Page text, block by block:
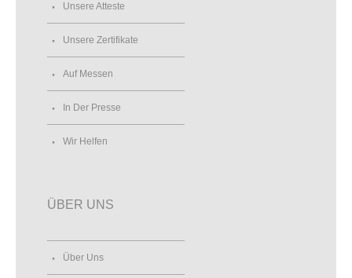
Unsere Atteste
Unsere Zertifikate
Auf Messen
In Der Presse
Wir Helfen
ÜBER UNS
Über Uns